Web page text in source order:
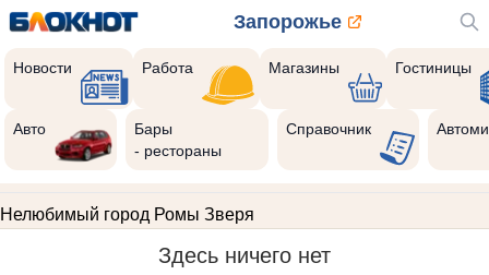
Запорожье
Новости Работа Магазины Гостиницы
Авто
Бары
- рестораны
Справочник
Нелюбимый город Ромы Зверя
Здесь ничего нет